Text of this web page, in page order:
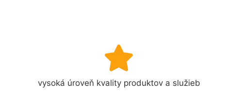
vysoká úroveň kvality produktov a služieb